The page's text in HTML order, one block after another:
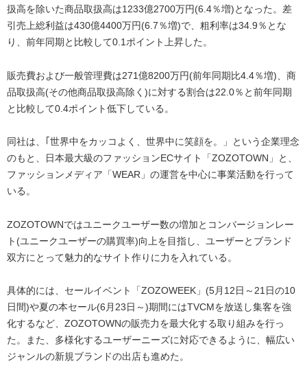
扱高を除いた商品取扱高は1233億2700万円(6.4％増)となった。差
引売上総利益は430億4400万円(6.7％増)で、粗利率は34.9％とな
り、前年同期と比較して0.1ポイント上昇した。
販売費および一般管理費は271億8200万円(前年同期比4.4％増)、商
品取扱高(その他商品取扱高除く)に対する割合は22.0％と前年同期
と比較して0.4ポイント低下している。
同社は、｢世界中をカッコよく、世界中に笑顔を。」という企業理念
のもと、日本最大級のファッションECサイト「ZOZOTOWN」と、
ファッションメディア「WEAR」の運営を中心に事業活動を行って
いる。
ZOZOTOWNではユニークユーザー数の増加とコンバージョンレー
ト(ユニークユーザーの購買率)向上を目指し、ユーザーとブランド
双方にとって魅力的なサイト作りに力を入れている。
具体的には、セールイベント「ZOZOWEEK」(5月12日～21日の10
日間)や夏の本セール(6月23日～)期間にはTVCMを放送し集客を強
化するなど、ZOZOTOWNの販売力を最大化する取り組みを行っ
た。また、多様化するユーザーニーズに対応できるように、幅広い
ジャンルの新規ブランドの出店も進めた。